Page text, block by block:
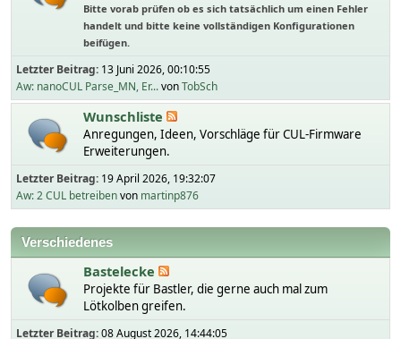
Bitte vorab prüfen ob es sich tatsächlich um einen Fehler
handelt und bitte keine vollständigen Konfigurationen
beifügen.
Letzter Beitrag: 13 Juni 2026, 00:10:55
Aw: nanoCUL Parse_MN, Er...vonTobSch
Wunschliste
Anregungen, Ideen, Vorschläge für CUL-Firmware
Erweiterungen.
Letzter Beitrag: 19 April 2026, 19:32:07
Aw: 2 CUL betreibenvon martinp876
Verschiedenes
Bastelecke
Projekte für Bastler, die gerne auch mal zum
Lötkolben greifen.
Letzter Beitrag:08 August 2026, 14:44:05